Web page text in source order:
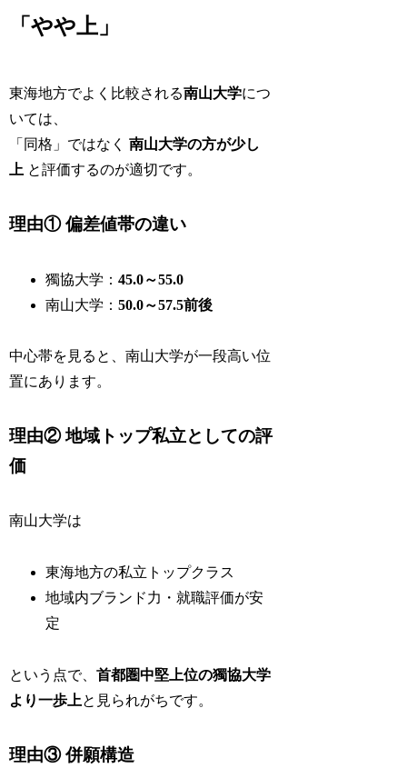
「やや上」
東海地方でよく比較される南山大学につ
いては、
「同格」ではなく南山大学の方が少し
上 と評価するのが適切です。
理由① 偏差値帯の違い
獨協大学：45.0～55.0
南山大学：50.0～57.5前後
中心帯を見ると、南山大学が一段高い位
置にあります。
理由② 地域トップ私立としての評
価
南山大学は
東海地方の私立トップクラス
地域内ブランド力・就職評価が安
定
という点で、首都圏中堅上位の獨協大学
より一歩上と見られがちです。
理由③ 併願構造